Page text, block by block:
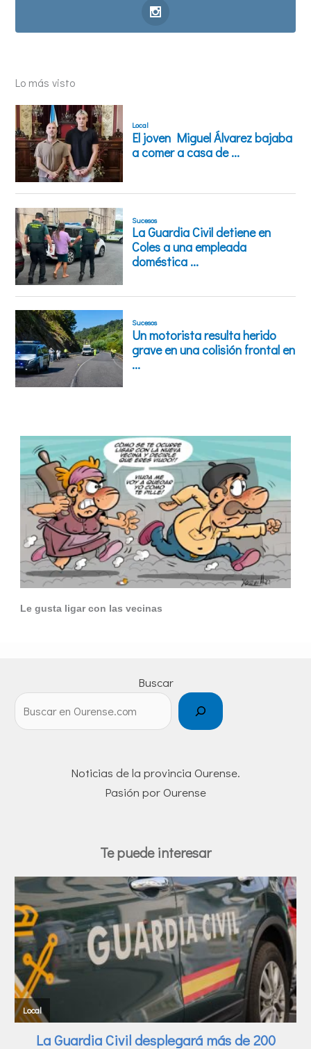
Lo más visto
Le gusta ligar con las vecinas
Buscar
Noticias de la provincia Ourense.
Pasión por Ourense
Te puede interesar